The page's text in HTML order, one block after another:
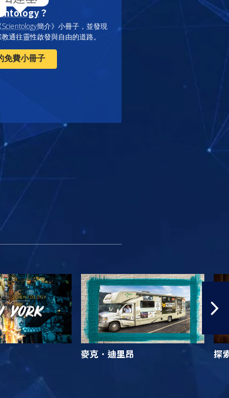
？
Scientology簡介》小冊子， 並發現
通往靈性啟發與自由的道路。
免費小冊子
麥克．迪里昂 探